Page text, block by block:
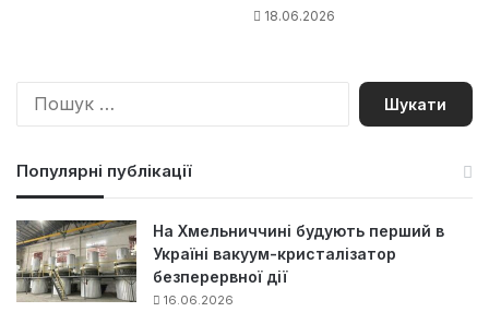
18.06.2026
П
Популярні публікації
На Хмельниччині будують перший в
Україні вакуум-кристалізатор
безперервної дії
16.06.2026